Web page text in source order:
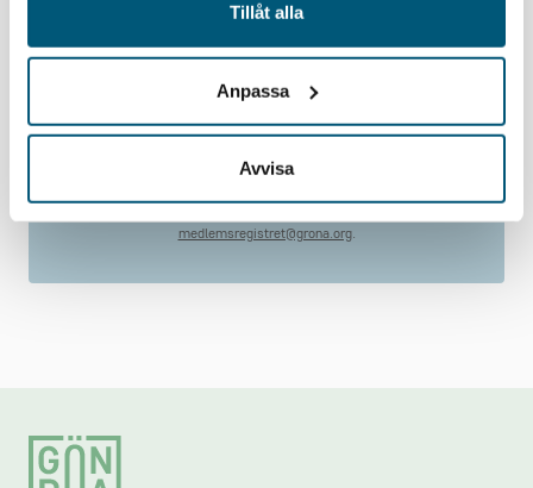
Tillåt alla
Anpassa
Avvisa
Håll mig inloggad Glömt lösenord?
medlemsregistret@grona.org.
Footer